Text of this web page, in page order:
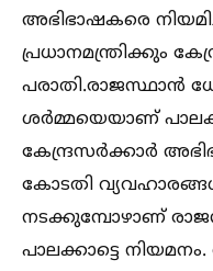
അഭിഭാഷകരെ
പ്രധാനമന്ത്രിക്കും
പരാതി.രാജസ്ഥാൻ
ശർമ്മയെയാണ്
കേന്ദ്രസർക്കാർ
കോടതി
നടക്കുമ്പോഴാണ്
പാലക്കാട്ടെ